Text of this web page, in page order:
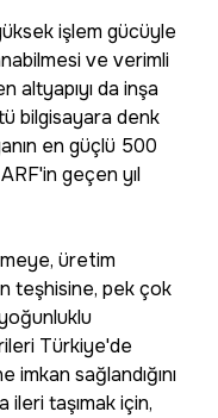
işlem gücüyle
ve verimli
altyapıyı da inşa
bilgisayara denk
en güçlü 500
geçen yıl
üretim
teşhisine, pek çok
Türkiye'de
sağlandığını
ileri taşımak için,